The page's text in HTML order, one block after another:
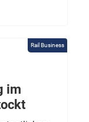
Rail Business
im